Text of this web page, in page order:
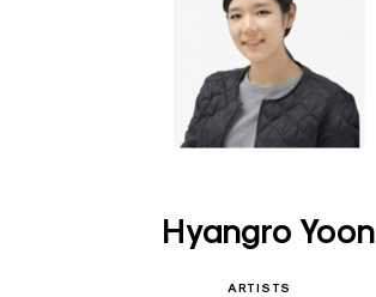
Hyangro Yoon
ARTISTS